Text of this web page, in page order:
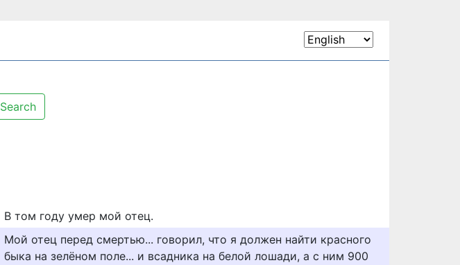
Search
В том году умер мой отец.
Мой отец перед смертью... говорил, что я должен найти красного
быка на зелёном поле... и всадника на белой лошади, а с ним 900